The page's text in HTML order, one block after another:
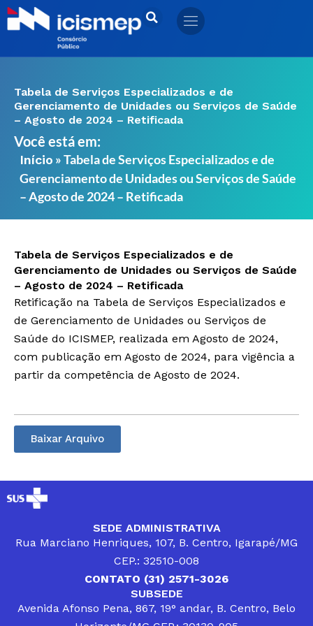
Ir
para
Tabela de Serviços Especializados e de
Gerenciamento de Unidades ou Serviços de Saúde
– Agosto de 2024 – Retificada
Você está em:
Início »Tabela de Serviços Especializados e de
Gerenciamento de Unidades ou Serviços de Saúde
– Agosto de 2024 – Retificada
Tabela de Serviços Especializados e de
Gerenciamento de Unidades ou Serviços de Saúde
– Agosto de 2024 – Retificada
Retificação na Tabela de Serviços Especializados e
de Gerenciamento de Unidades ou Serviços de
Saúde do ICISMEP, realizada em Agosto de 2024,
com publicação em Agosto de 2024, para vigência a
partir da competência de Agosto de 2024.
Baixar Arquivo
SEDE ADMINISTRATIVA
Rua Marciano Henriques, 107, B. Centro, Igarapé/MG
CEP.: 32510-008
CONTATO (31) 2571-3026
SUBSEDE
Avenida Afonso Pena, 867, 19° andar, B. Centro, Belo